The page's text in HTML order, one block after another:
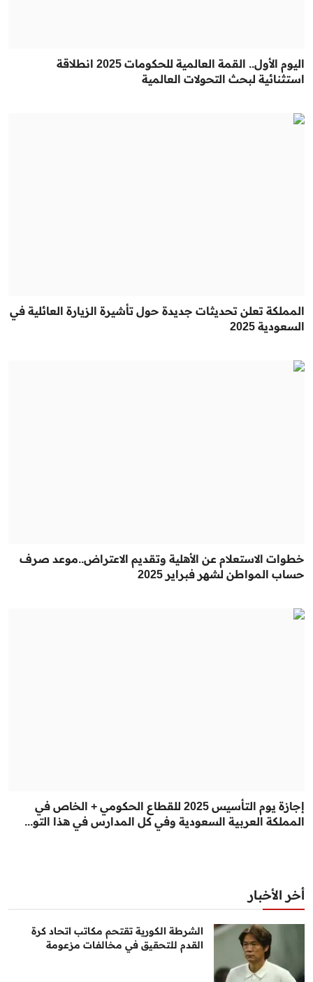
اليوم الأول.. القمة العالمية للحكومات 2025 انطلاقة
استثنائية لبحث التحولات العالمية
المملكة تعلن تحديثات جديدة حول تأشيرة الزيارة العائلية في
السعودية 2025
خطوات الاستعلام عن الأهلية وتقديم الاعتراض..موعد صرف
حساب المواطن لشهر فبراير 2025
إجازة يوم التأسيس 2025 للقطاع الحكومي + الخاص في
المملكة العربية السعودية وفي كل المدارس في هذا التو...
أخر الأخبار
الشرطة الكورية تقتحم مكاتب اتحاد كرة
القدم للتحقيق في مخالفات مزعومة